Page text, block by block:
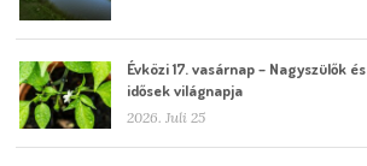
Évközi 17. vasárnap – Nagyszülők és
idősek világnapja
2026. Juli 25